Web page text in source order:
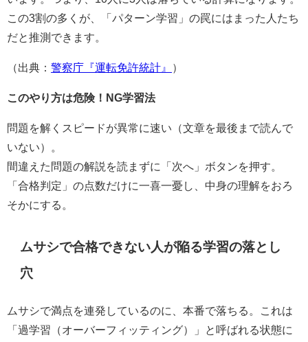
この3割の多くが、「パターン学習」の罠にはまった人たち
だと推測できます。
（出典： 警察庁『運転免許統計』 ）
このやり方は危険！NG学習法
問題を解くスピードが異常に速い（文章を最後まで読んで
いない）。
間違えた問題の解説を読まずに「次へ」ボタンを押す。
「合格判定」の点数だけに一喜一憂し、中身の理解をおろ
そかにする。
ムサシで合格できない人が陥る学習の落とし
穴
ムサシで満点を連発しているのに、本番で落ちる。これは
「過学習（オーバーフィッティング）」と呼ばれる状態に